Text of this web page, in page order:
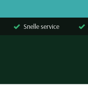
Snelle service